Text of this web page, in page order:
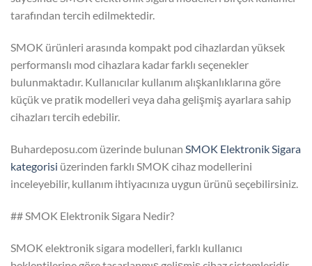
tarafından tercih edilmektedir.
SMOK ürünleri arasında kompakt pod cihazlardan yüksek
performanslı mod cihazlara kadar farklı seçenekler
bulunmaktadır. Kullanıcılar kullanım alışkanlıklarına göre
küçük ve pratik modelleri veya daha gelişmiş ayarlara sahip
cihazları tercih edebilir.
Buhardeposu.com üzerinde bulunan SMOK Elektronik Sigara
kategorisi üzerinden farklı SMOK cihaz modellerini
inceleyebilir, kullanım ihtiyacınıza uygun ürünü seçebilirsiniz.
## SMOK Elektronik Sigara Nedir?
SMOK elektronik sigara modelleri, farklı kullanıcı